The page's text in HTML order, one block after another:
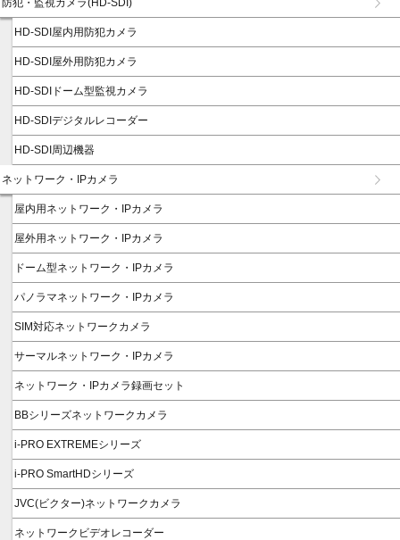
HD-SDI屋内用防犯カメラ
HD-SDI屋外用防犯カメラ
HD-SDIドーム型監視カメラ
HD-SDIデジタルレコーダー
HD-SDI周辺機器
ネットワーク・IPカメラ
屋内用ネットワーク・IPカメラ
屋外用ネットワーク・IPカメラ
ドーム型ネットワーク・IPカメラ
パノラマネットワーク・IPカメラ
SIM対応ネットワークカメラ
サーマルネットワーク・IPカメラ
ネットワーク・IPカメラ録画セット
BBシリーズネットワークカメラ
i-PRO EXTREMEシリーズ
i-PRO SmartHDシリーズ
JVC(ビクター)ネットワークカメラ
ネットワークビデオレコーダー